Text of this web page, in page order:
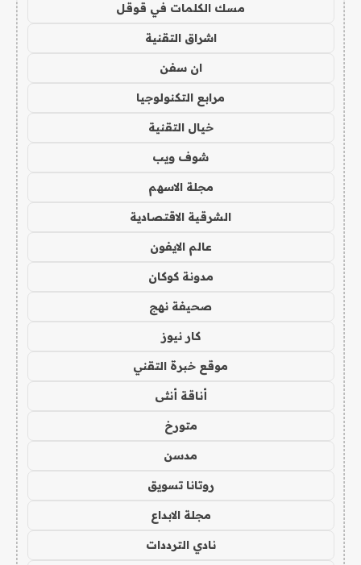
مسك الكلمات في قوقل
اشراق التقنية
ان سفن
مرابع التكنولوجيا
خيال التقنية
شوف ويب
مجلة الاسهم
الشرقية الاقتصادية
عالم الايفون
مدونة كوكان
صحيفة نهج
كار نيوز
موقع خبرة التقني
أناقة أنثى
متورخ
مدسن
روتانا تسويق
مجلة الابداع
نادي الترددات